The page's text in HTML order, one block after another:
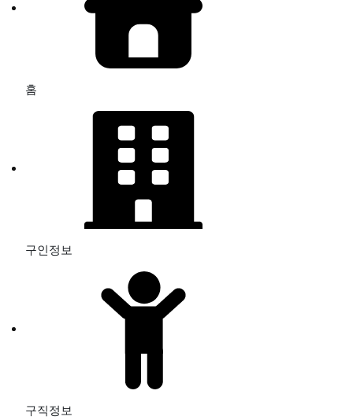
홈
구인정보
구직정보